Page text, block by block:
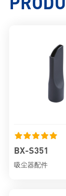
BX-S351
吸尘器配件